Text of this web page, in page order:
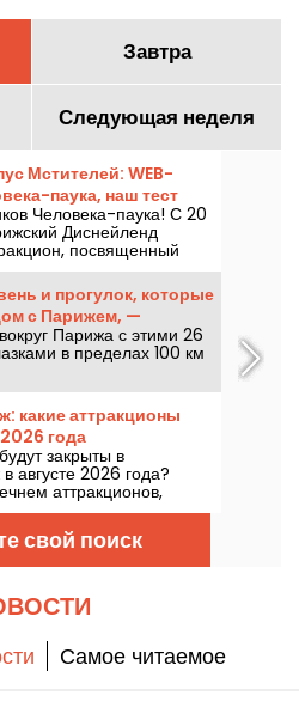
Завтра
Следующая неделя
Мстителей: WEB-
паука, наш тест
Marvel
Человека-паука! С 20
Диснейленд
посвященный
стране Marvel. Под
W.E.B. Adventure вы
как Человек-паук, в
который настолько же
и напряженный... Мы
вам об этом!
и прогулок, которые
с Парижем, —
ФрансПарижа с этими 26
в пределах 100 км
какие аттракционы
года
закрыты в
августе 2026 года?
аттракционов,
из-за обслуживания
спланировать свой
свой поиск
Самое читаемое